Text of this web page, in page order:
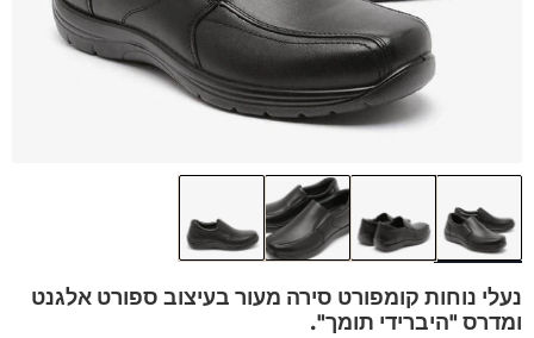
נעלי נוחות קומפורט סירה מעור בעיצוב ספורט אלגנט
ומדרס "היברידי תומך".